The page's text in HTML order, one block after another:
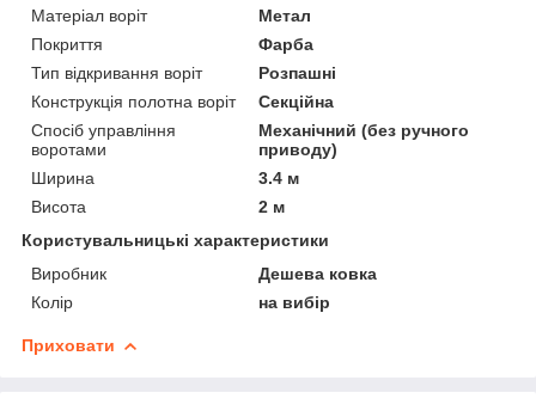
Матеріал воріт
Метал
Покриття
Фарба
Тип відкривання воріт
Розпашні
Конструкція полотна воріт
Секційна
Спосіб управління
воротами
Механічний (без ручного
приводу)
Ширина
3.4 м
Висота
2 м
Користувальницькі характеристики
Виробник
Дешева ковка
Колір
на вибір
Приховати